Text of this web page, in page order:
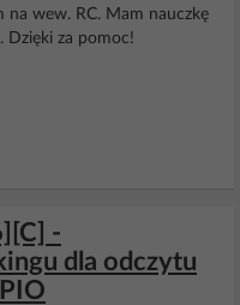
na wew. RC. Mam nauczkę
Dzięki za pomoc!
-
dla odczytu